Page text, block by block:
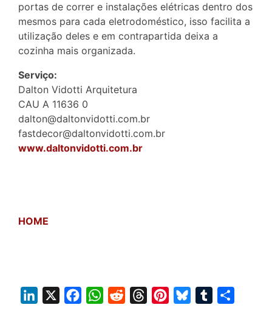
portas de correr e instalações elétricas dentro dos
mesmos para cada eletrodoméstico, isso facilita a
utilização deles e em contrapartida deixa a
cozinha mais organizada.
Serviço:
Dalton Vidotti Arquitetura
CAU A 11636 0
dalton@daltonvidotti.com.br
fastdecor@daltonvidotti.com.br
www.daltonvidotti.com.br
HOME
W